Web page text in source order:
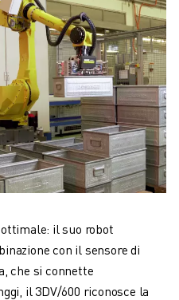
il suo robot
con il sensore di
che si connette
il 3DV/600 riconosce la